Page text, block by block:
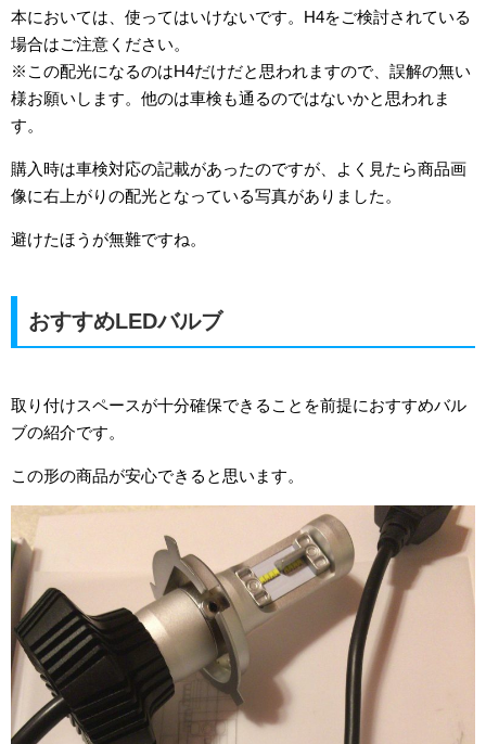
本においては、使ってはいけないです。H4をご検討されている
場合はご注意ください。
※この配光になるのはH4だけだと思われますので、誤解の無い
様お願いします。他のは車検も通るのではないかと思われま
す。
購入時は車検対応の記載があったのですが、よく見たら商品画
像に右上がりの配光となっている写真がありました。
避けたほうが無難ですね。
おすすめLEDバルブ
取り付けスペースが十分確保できることを前提におすすめバル
ブの紹介です。
この形の商品が安心できると思います。